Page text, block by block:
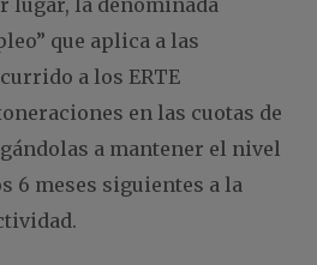
que aplica a las
a los ERTE
en las cuotas de
a mantener el nivel
6 meses siguientes a la